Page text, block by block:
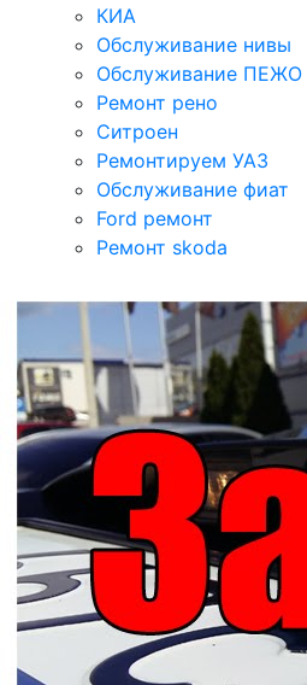
КИА
Обслуживание нивы
Обслуживание ПЕЖО
Ремонт рено
Ситроен
Ремонтируем УАЗ
Обслуживание фиат
Ford ремонт
Ремонт skoda